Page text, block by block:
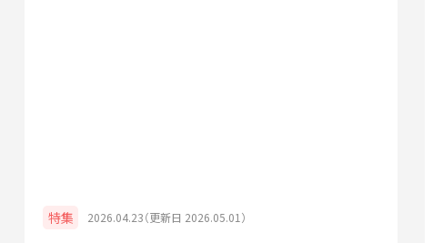
特集 2026.04.23（更新日 2026.05.01）